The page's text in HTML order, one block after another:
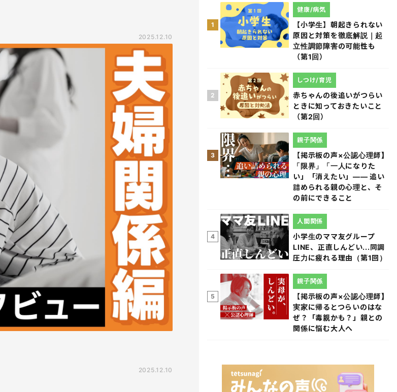
2025.12.10
2025.12.10
1
【小学生】朝起きられない
原因と対策を徹底解説｜起
立性調節障害の可能性も
（第1回）
健康/病気
2
赤ちゃんの後追いがつらい
ときに知っておきたいこと
（第2回）
しつけ/育児
3
【掲示板の声×公認心理師】
「限界」「一人になりた
い」「消えたい」―― 追い
詰められる親の心理と、そ
の前にできること
親子関係
4
小学生のママ友グループ
LINE、正直しんどい...同調
圧力に疲れる理由（第1回）
人間関係
5
【掲示板の声×公認心理師】
実家に帰るとつらいのはな
ぜ？「毒親かも？」親との
関係に悩む大人へ
親子関係